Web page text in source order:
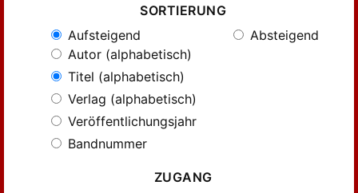
SORTIERUNG
Aufsteigend
Absteigend
Autor (alphabetisch)
Titel (alphabetisch)
Verlag (alphabetisch)
Veröffentlichungsjahr
Bandnummer
ZUGANG